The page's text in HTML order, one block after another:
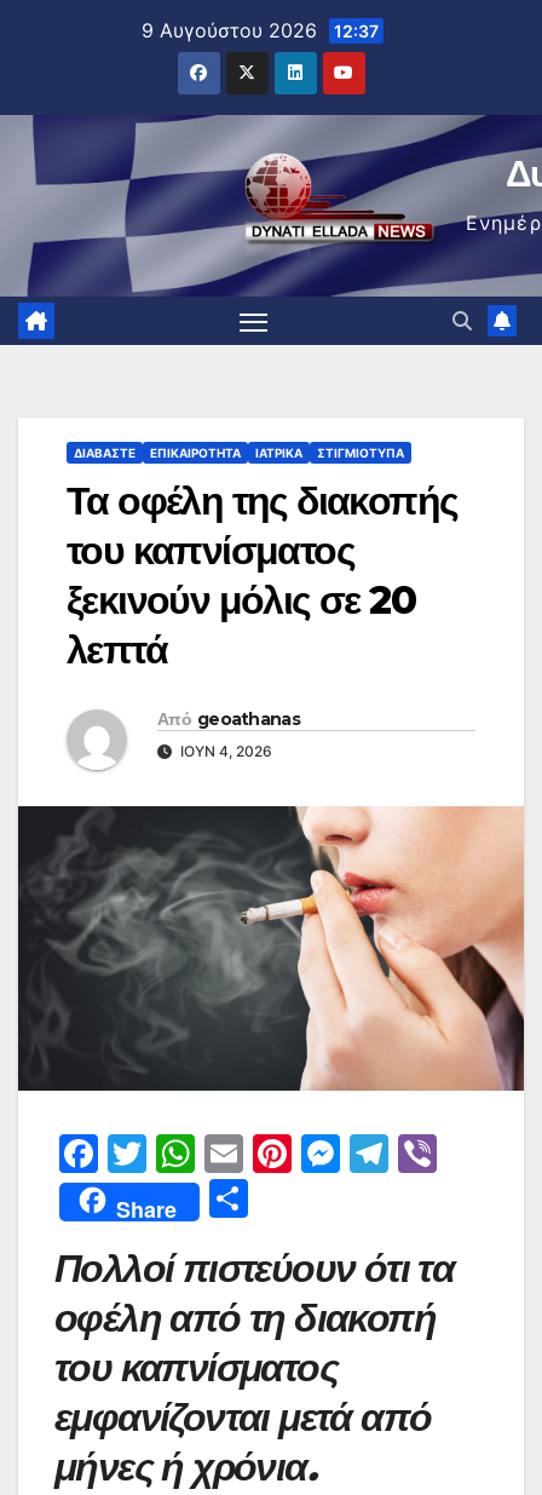
9 Αυγούστου 2026 12:37
ΔΙΑΒΆΣΤΕ ΕΠΙΚΑΙΡΌΤΗΤΑ ΙΑΤΡΙΚΆ ΣΤΙΓΜΙΌΤΥΠΑ
Τα οφέλη της διακοπής
του καπνίσματος
ξεκινούν μόλις σε 20
λεπτά
Από geoathanas
ΙΟΎΝ 4, 2026
F
a
c
e
b
o
o
k
T
w
itt
er
W
h
at
s
A
p
p
E
m
ai
l
Pi
e
st
M
s
e
n
er
T
gr
a
m
Share
ρ
α
σ
τε
ίτ
ε
Πολλοί πιστεύουν ότι τα
οφέλη από τη διακοπή
του καπνίσματος
εμφανίζονται μετά από
μήνες ή χρόνια.